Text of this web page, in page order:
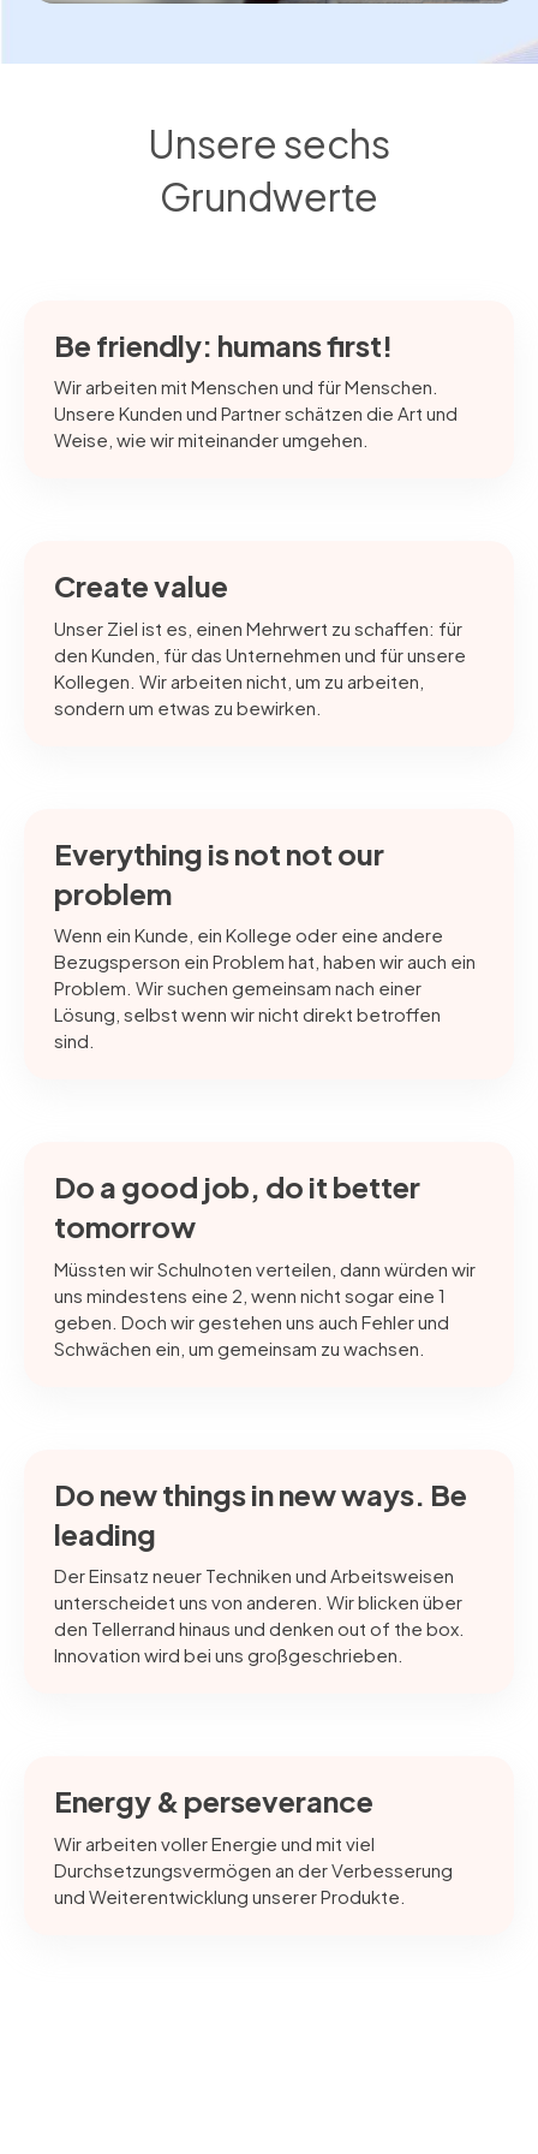
Unsere sechs
Grundwerte
Be friendly: humans first!
Wir arbeiten mit Menschen und für Menschen.
Unsere Kunden und Partner schätzen die Art und
Weise, wie wir miteinander umgehen.
Create value
Unser Ziel ist es, einen Mehrwert zu schaffen: für
den Kunden, für das Unternehmen und für unsere
Kollegen. Wir arbeiten nicht, um zu arbeiten,
sondern um etwas zu bewirken.
Everything is not not our
problem
Wenn ein Kunde, ein Kollege oder eine andere
Bezugsperson ein Problem hat, haben wir auch ein
Problem. Wir suchen gemeinsam nach einer
Lösung, selbst wenn wir nicht direkt betroffen
sind.
Do a good job, do it better
tomorrow
Müssten wir Schulnoten verteilen, dann würden wir
uns mindestens eine 2, wenn nicht sogar eine 1
geben. Doch wir gestehen uns auch Fehler und
Schwächen ein, um gemeinsam zu wachsen.
Do new things in new ways. Be
leading
Der Einsatz neuer Techniken und Arbeitsweisen
unterscheidet uns von anderen. Wir blicken über
den Tellerrand hinaus und denken out of the box.
Innovation wird bei uns großgeschrieben.
Energy & perseverance
Wir arbeiten voller Energie und mit viel
Durchsetzungsvermögen an der Verbesserung
und Weiterentwicklung unserer Produkte.